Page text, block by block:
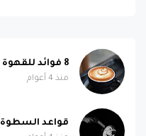
8 فوائد للقهوة
منذ 4 أعوام
قواعد السطوة 1